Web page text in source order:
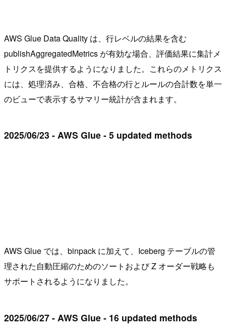
AWS Glue Data Quality は、行レベルの結果を含む
publishAggregatedMetrics が有効な場合、評価結果に集計メ
トリクスを提供するようになりました。これらのメトリクス
には、処理済み、合格、不合格の行とルールの合計数を単一
のビューで表示するサマリー統計が含まれます。
2025/06/23 - AWS Glue - 5 updated methods
AWS Glue では、binpack に加えて、Iceberg テーブルの管
理された自動圧縮のためのソートおよび Z オーダー戦略も
サポートされるようになりました。
2025/06/27 - AWS Glue - 16 updated methods